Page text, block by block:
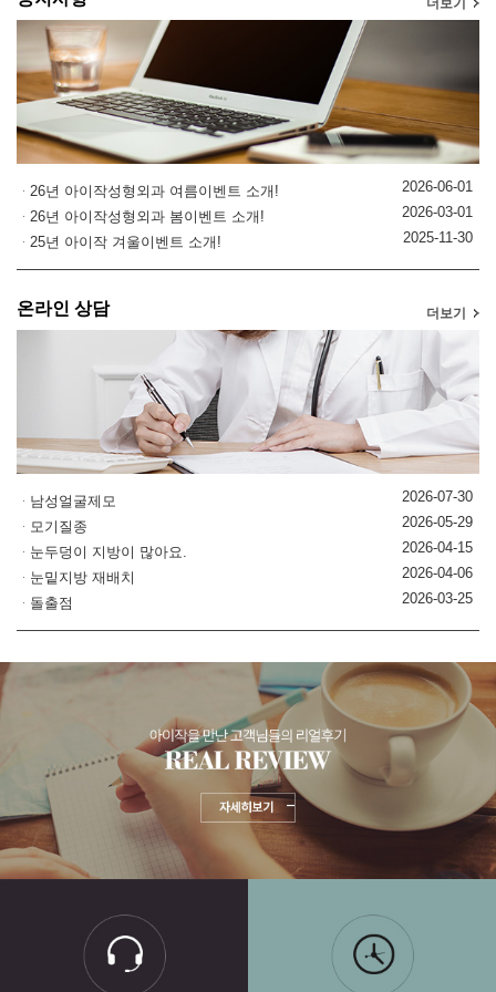
더보기
26년 아이작성형외과 여름이벤트 소개!
2026-06-01
26년 아이작성형외과 봄이벤트 소개!
2026-03-01
25년 아이작 겨울이벤트 소개!
2025-11-30
온라인 상담 더보기
남성얼굴제모
2026-07-30
모기질종
2026-05-29
눈두덩이 지방이 많아요.
2026-04-15
눈밑지방 재배치
2026-04-06
돌출점
2026-03-25